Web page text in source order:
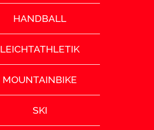
HANDBALL
LEICHTATHLETIK
MOUNTAINBIKE
SKI